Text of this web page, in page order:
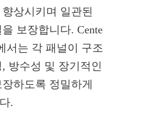
상시키며 일관된
보장합니다. Cente
서는 각 패널이 구조
방수성 및 장기적인
하도록 정밀하게
.